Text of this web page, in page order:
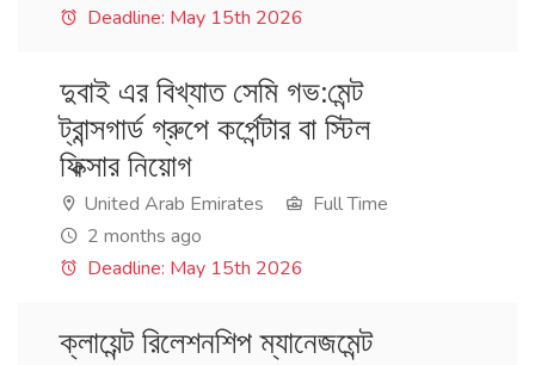
Deadline: May 15th 2026
দুবাই এর বিখ্যাত সেমি গভ:মেন্ট
ট্রান্সগার্ড গ্রুপে কর্পেন্টার বা স্টিল
ফিক্সার নিয়োগ
United Arab Emirates
Full Time
2 months ago
Deadline: May 15th 2026
ক্লায়েন্ট রিলেশনশিপ ম্যানেজমেন্ট